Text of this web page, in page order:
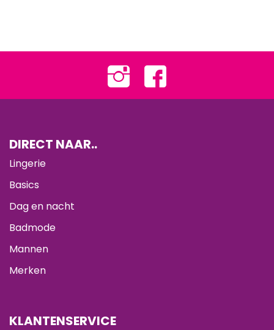
DIRECT NAAR..
Lingerie
Basics
Dag en nacht
Badmode
Mannen
Merken
KLANTENSERVICE